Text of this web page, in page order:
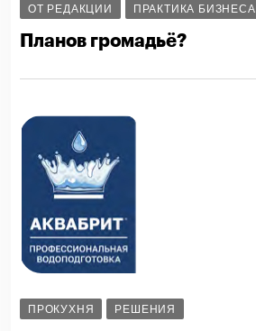
ОТ РЕДАКЦИИ ПРАКТИКА БИЗНЕСА
Планов громадьё?
ПРОКУХНЯ РЕШЕНИЯ